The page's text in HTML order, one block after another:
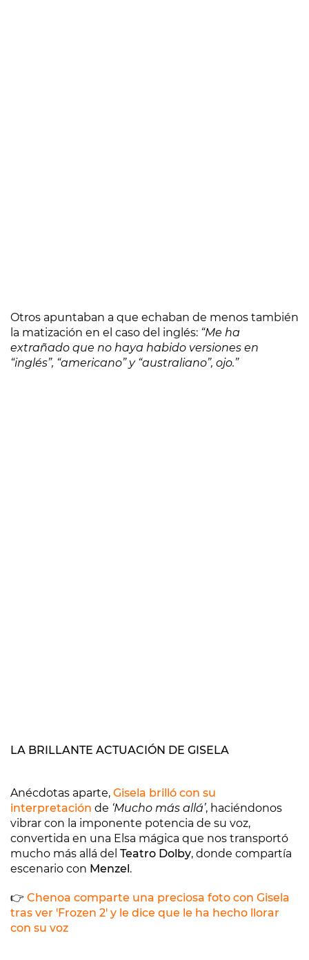
Otros apuntaban a que echaban de menos también
la matización en el caso del inglés: “Me ha
extrañado que no haya habido versiones en
“inglés”, “americano” y “australiano”, ojo.”
LA BRILLANTE ACTUACIÓN DE GISELA
Anécdotas aparte, Gisela brilló con su
interpretación de ‘Mucho más allá’, haciéndonos
vibrar con la imponente potencia de su voz,
convertida en una Elsa mágica que nos transportó
mucho más allá del Teatro Dolby, donde compartía
escenario con Menzel.
👉 Chenoa comparte una preciosa foto con Gisela
tras ver 'Frozen 2' y le dice que le ha hecho llorar
con su voz